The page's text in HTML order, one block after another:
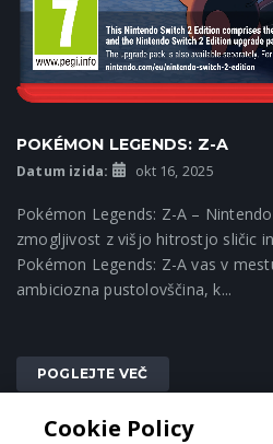
POKÉMON LEGENDS: Z-A
Datum izida: okt 16, 2025
Pokémon Legends: Z-A –
zmogljivost z višjo hitrostjo sličic
Pokémon Legends: Z-A vas v
ambiciozna pustolovščina, k...
POGLEJTE VEČ
Cookie Policy